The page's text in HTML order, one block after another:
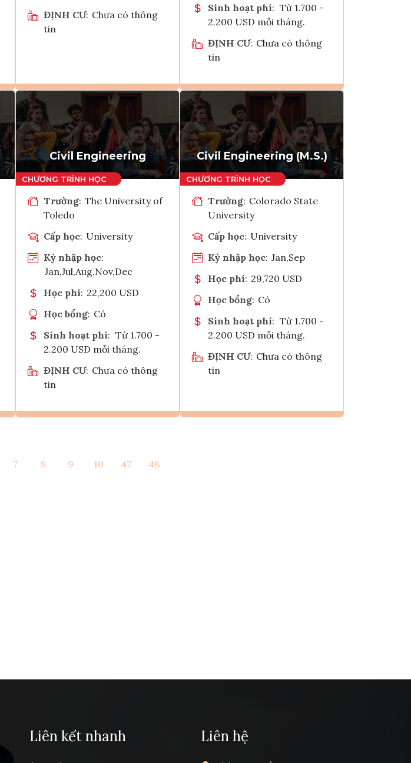
ĐỊNH CƯ: Chưa có thông
tin
Ghi danh
Tham vấn Interlink
Sinh hoạt phí: Từ 1.700 -
2.200 USD mỗi tháng.
ĐỊNH CƯ: Chưa có thông
tin
Ghi danh
Tham vấn Interlink
Civil Engineering
Trường: The University of
Toledo
Cấp học: University
Kỳ nhập học:
Jan,Jul,Aug,Nov,Dec
Học phí: 22,200 USD
Học bổng: Có
Sinh hoạt phí: Từ 1.700 -
2.200 USD mỗi tháng.
ĐỊNH CƯ: Chưa có thông
tin
Tham vấn Interlink
Civil Engineering (M.S.)
Trường: Colorado State
University
Cấp học: University
Kỳ nhập học: Jan,Sep
Học phí: 29,720 USD
Học bổng: Có
Sinh hoạt phí: Từ 1.700 -
2.200 USD mỗi tháng.
ĐỊNH CƯ: Chưa có thông
tin
7 8 9 10 47 48
Liên kết nhanh Liên hệ